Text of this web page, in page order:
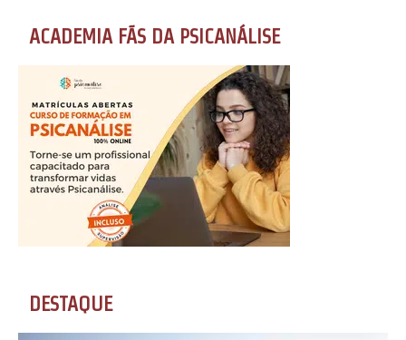
ACADEMIA FÃS DA PSICANÁLISE
DESTAQUE